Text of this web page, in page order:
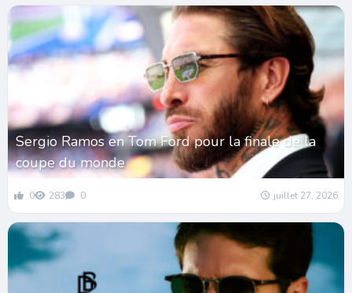
Sergio Ramos en Tom Ford pour la finale de la
coupe du monde
0 283 0 juillet 27, 2026